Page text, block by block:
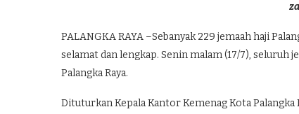
PALANGKA RAYA –Sebanyak 229 jemaah haji
selamat dan lengkap. Senin malam (17/7), seluruh
Palangka Raya.
Dituturkan Kepala Kantor Kemenag Kota